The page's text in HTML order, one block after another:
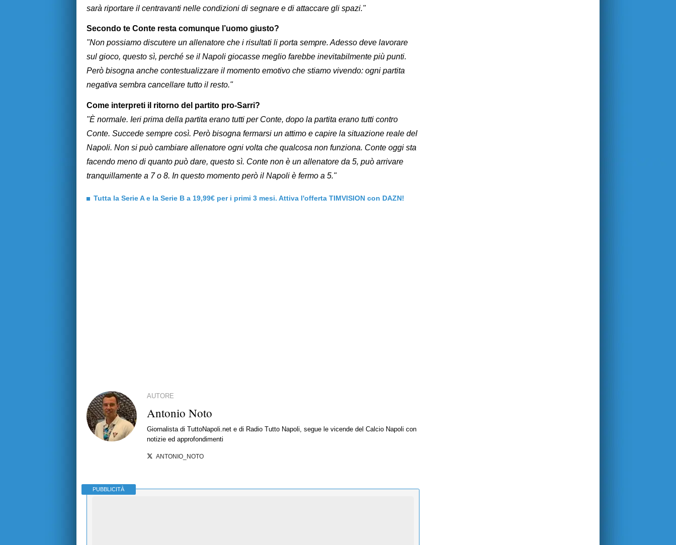
sarà riportare il centravanti nelle condizioni di segnare e di attaccare gli spazi."
Secondo te Conte resta comunque l’uomo giusto?
"Non possiamo discutere un allenatore che i risultati li porta sempre. Adesso deve lavorare
sul gioco, questo sì, perché se il Napoli giocasse meglio farebbe inevitabilmente più punti.
Però bisogna anche contestualizzare il momento emotivo che stiamo vivendo: ogni partita
negativa sembra cancellare tutto il resto."
Come interpreti il ritorno del partito pro-Sarri?
"È normale. Ieri prima della partita erano tutti per Conte, dopo la partita erano tutti contro
Conte. Succede sempre così. Però bisogna fermarsi un attimo e capire la situazione reale del
Napoli. Non si può cambiare allenatore ogni volta che qualcosa non funziona. Conte oggi sta
facendo meno di quanto può dare, questo sì. Conte non è un allenatore da 5, può arrivare
tranquillamente a 7 o 8. In questo momento però il Napoli è fermo a 5."
Tutta la Serie A e la Serie B a 19,99€ per i primi 3 mesi. Attiva l'offerta TIMVISION con DAZN!
AUTORE
Antonio Noto
Giornalista di TuttoNapoli.net e di Radio Tutto Napoli, segue le vicende del Calcio Napoli con
notizie ed approfondimenti
ANTONIO_NOTO
PUBBLICITÀ